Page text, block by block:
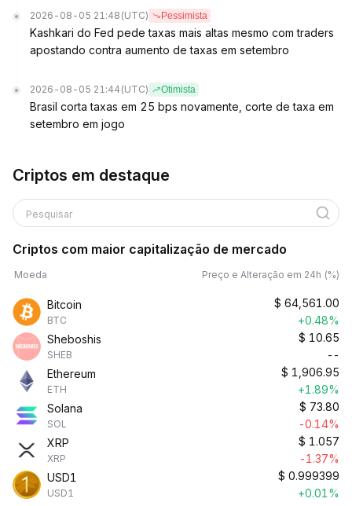
2026-08-05 21:48 (UTC) Pessimista
Kashkari do Fed pede taxas mais altas mesmo com traders
apostando contra aumento de taxas em setembro
2026-08-05 21:44 (UTC) Otimista
Brasil corta taxas em 25 bps novamente, corte de taxa em
setembro em jogo
Criptos em destaque
Pesquisar
Criptos com maior capitalização de mercado
Moeda Preço e Alteração em 24h (%)
Bitcoin
BTC
$ 64,561.00
+0.48%
Sheboshis
SHEB
$ 10.65
--
Ethereum
ETH
$ 1,906.95
+1.89%
Solana
SOL
$ 73.80
-0.14%
XRP
XRP
$ 1.057
-1.37%
USD1
USD1
$ 0.999399
+0.01%